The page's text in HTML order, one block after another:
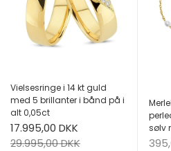
Vielsesringe i 14 kt guld
med 5 brillanter i bånd på i
alt 0,05ct
Salgspris
17.995,00 DKK
Normalpris
29.995,00 DKK
sølv